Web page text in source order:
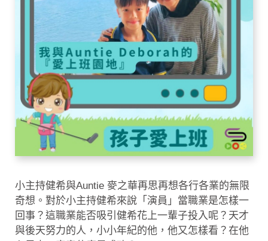
小主持健希與Auntie 麥之華再思再想各行各業的無限
奇想。對於小主持健希來說「演員」當職業是怎樣一
回事？這職業能否吸引健希花上一輩子投入呢？天才
與後天努力的人，小小年紀的他，他又怎樣看？在他